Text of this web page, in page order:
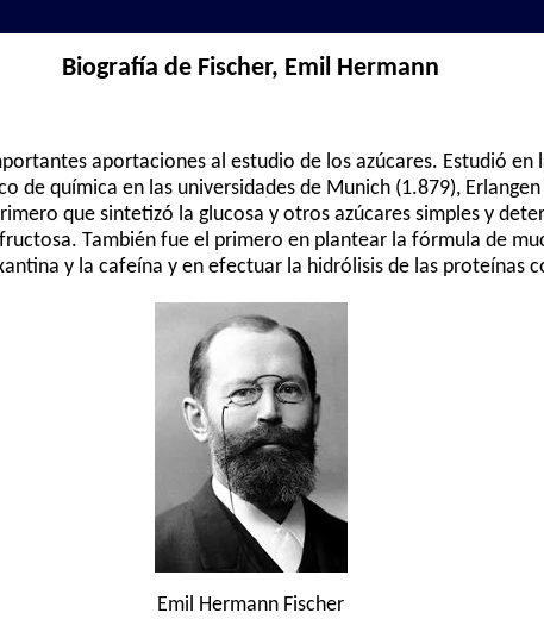
Biografía de Fischer, Emil Hermann
aportaciones al estudio de los azúcares. Estudió en
de química en las universidades de Munich (1.879),
que sintetizó la glucosa y otros azúcares simples y
También fue el primero en plantear la fórmula de
y la cafeína y en efectuar la hidrólisis de las proteínas
Emil Hermann Fischer